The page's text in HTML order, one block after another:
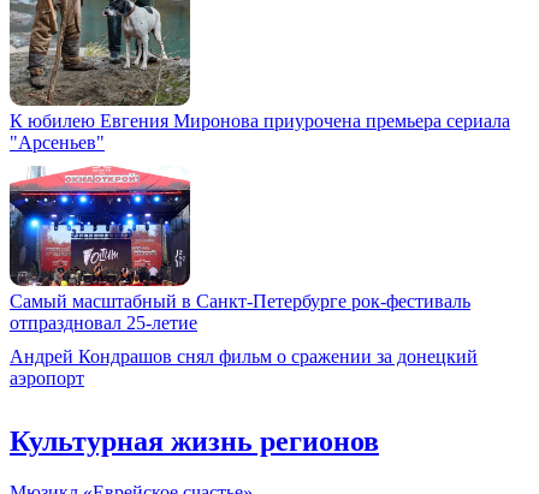
К юбилею Евгения Миронова приурочена премьера сериала
"Арсеньев"
Самый масштабный в Санкт-Петербурге рок-фестиваль
отпраздновал 25-летие
Андрей Кондрашов снял фильм о сражении за донецкий
аэропорт
Культурная жизнь регионов